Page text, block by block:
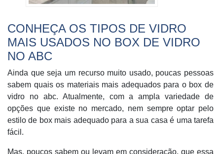
CONHEÇA OS TIPOS DE VIDRO
MAIS USADOS NO BOX DE VIDRO
NO ABC
Ainda que seja um recurso muito usado, poucas pessoas
sabem quais os materiais mais adequados para o box de
vidro no abc. Atualmente, com a ampla variedade de
opções que existe no mercado, nem sempre optar pelo
estilo de box mais adequado para a sua casa é uma tarefa
fácil.
Mas, poucos sabem ou levam em consideração, que essa